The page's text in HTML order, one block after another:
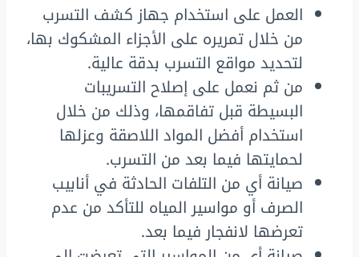
العمل على استخدام جهاز كشف التسرب
من خلال تمريره على الأجزاء المشكوك بها،
لتحديد مواقع التسرب بدقة عالية.
من ثم نعمل على إصلاح التسريبات
البسيطة قبل تفاقمها، وذلك من خلال
استخدام أفضل المواد اللاصقة وعزلها
لحمايتها فيما بعد من التسرب.
صيانة أي من التلفات الحادثة في أنابيب
الصرف أو مواسير المياه للتأكد من عدم
تعرضها لانفجار فيما بعد.